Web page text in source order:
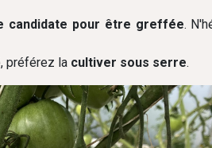
candidate pour être greffée.
préférez la cultiver sous serre.